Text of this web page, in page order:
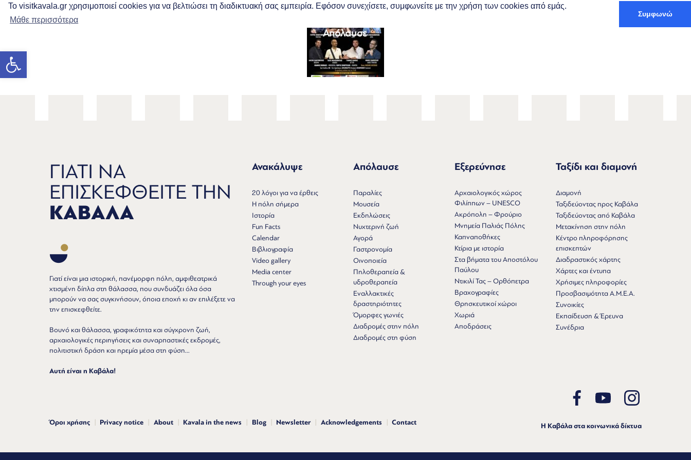
Το visitkavala.gr χρησιμοποιεί cookies για να βελτιώσει τη διαδικτυακή σας εμπειρία. Εφόσον συνεχίσετε, συμφωνείτε με την χρήση των cookies από εμάς.
Μάθε περισσότερα
Συμφωνώ
Ανοίξτε τη γραμμή εργαλείων
Απόλαυσε
ΓΙΑΤΙ ΝΑ
ΕΠΙΣΚΕΦΘΕΙΤΕ ΤΗΝ
ΚΑΒΑΛΑ
Γιατί είναι μια ιστορική, πανέμορφη πόλη, αμφιθεατρικά
χτισμένη δίπλα στη θάλασσα, που συνδυάζει όλα όσα
μπορούν να σας συγκινήσουν, όποια εποχή κι αν επιλέξετε να
την επισκεφθείτε.
Βουνό και θάλασσα, γραφικότητα και σύγχρονη ζωή,
αρχαιολογικές περιηγήσεις και συναρπαστικές εκδρομές,
πολιτιστική δράση και ηρεμία μέσα στη φύση...
Αυτή είναι η Καβάλα!
Ανακάλυψε
20 λόγοι για να έρθεις
Η πόλη σήμερα
Ιστορία
Fun Facts
Calendar
Βιβλιογραφία
Video gallery
Media center
Through your eyes
Απόλαυσε
Παραλίες
Μουσεία
Εκδηλώσεις
Νυχτερινή ζωή
Αγορά
Γαστρονομία
Οινοποιεία
Πηλοθεραπεία &
υδροθεραπεία
Εναλλακτικές
δραστηριότητες
Όμορφες γωνιές
Διαδρομές στην πόλη
Διαδρομές στη φύση
Εξερεύνησε
Αρχαιολογικός χώρος
Φιλίππων – UNESCO
Ακρόπολη – Φρούριο
Μνημεία Παλιάς Πόλης
Καπναποθήκες
Κτίρια με ιστορία
Στα βήματα του Αποστόλου
Παύλου
Ντικιλί Τας – Ορθόπετρα
Βραχογραφίες
Θρησκευτικοί χώροι
Χωριά
Αποδράσεις
Ταξίδι και διαμονή
Διαμονή
Ταξιδεύοντας προς Καβάλα
Ταξιδεύοντας από Καβάλα
Μετακίνηση στην πόλη
Κέντρο πληροφόρησης
επισκεπτών
Διαδραστικός χάρτης
Χάρτες και έντυπα
Χρήσιμες πληροφορίες
Προσβασιμότητα Α.Μ.Ε.Α.
Συνοικίες
Εκπαίδευση & Έρευνα
Συνέδρια
Όροι χρήσης Privacy notice About Kavala in the news Blog Newsletter Acknowledgements Contact Η Καβάλα στα κοινωνικά δίκτυα